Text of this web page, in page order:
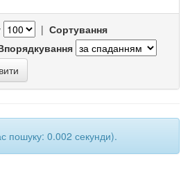
| Сортування
пошуку: 0.002 секунди).